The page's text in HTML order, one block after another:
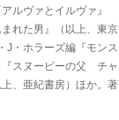
ルヴァとイルヴァ』
れた男』（以上、東京
J・ホラーズ編『モンス
『スヌーピーの父 チャ
、亜紀書房）ほか。著